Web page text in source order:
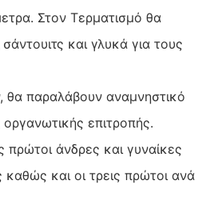
Στον Τερματισμό θα
και γλυκά για τους
θα παραλάβουν αναμνηστικό
επιτροπής.
πρώτοι άνδρες και γυναίκες
καθώς και οι τρεις πρώτοι ανά